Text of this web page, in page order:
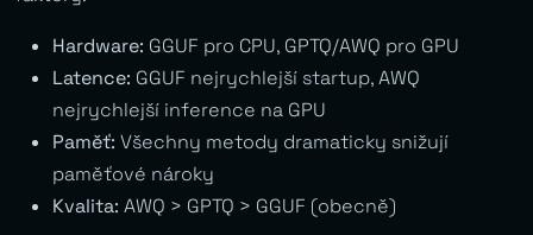
Hardware: GGUF pro CPU, GPTQ/AWQ pro GPU
Latence: GGUF nejrychlejší startup, AWQ
nejrychlejší inference na GPU
Paměť: Všechny metody dramaticky snižují
paměťové nároky
Kvalita: AWQ > GPTQ > GGUF (obecně)